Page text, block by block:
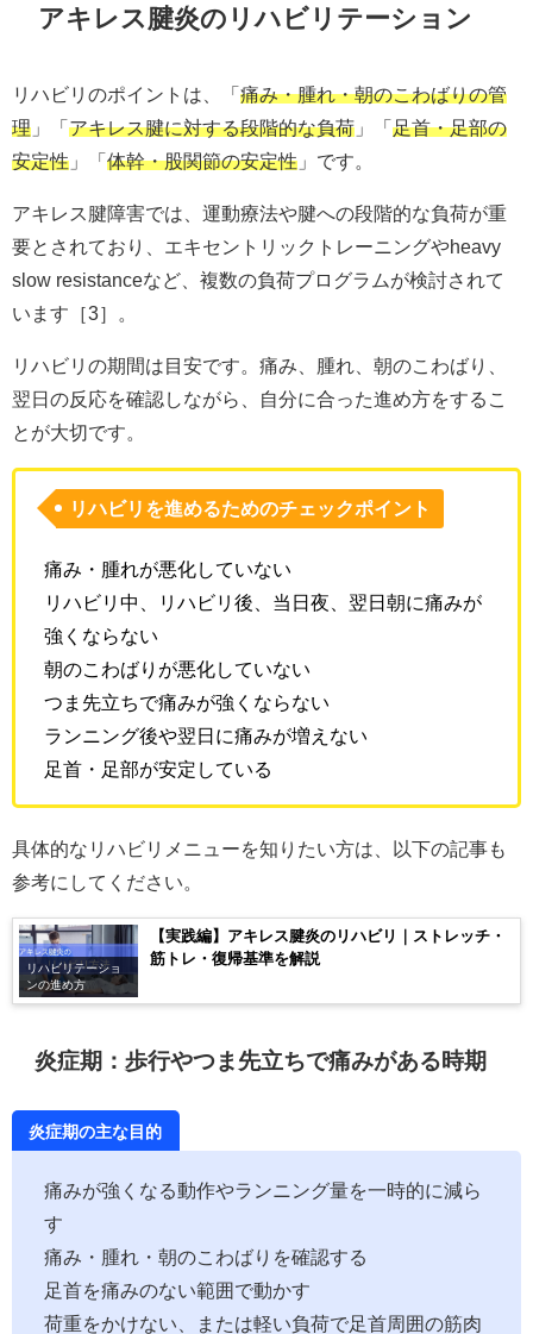
アキレス腱炎のリハビリテーション
リハビリのポイントは、「 痛み・腫れ・朝のこわばりの管
理 」「 アキレス腱に対する段階的な負荷 」「 足首・足部の
安定性 」「 体幹・股関節の安定性 」です。
アキレス腱障害では、運動療法や腱への段階的な負荷が重
要とされており、エキセントリックトレーニングやheavy
slow resistanceなど、複数の負荷プログラムが検討されて
います［3］。
リハビリの期間は目安です。痛み、腫れ、朝のこわばり、
翌日の反応を確認しながら、自分に合った進め方をするこ
とが大切です。
リハビリを進めるためのチェックポイント
痛み・腫れが悪化していない
リハビリ中、リハビリ後、当日夜、翌日朝に痛みが
強くならない
朝のこわばりが悪化していない
つま先立ちで痛みが強くならない
ランニング後や翌日に痛みが増えない
足首・足部が安定している
具体的なリハビリメニューを知りたい方は、以下の記事も
参考にしてください。
リハビリテーショ
ンの進め方
【実践編】アキレス腱炎のリハビリ｜ストレッチ・
筋トレ・復帰基準を解説
炎症期：歩行やつま先立ちで痛みがある時期
炎症期の主な目的
痛みが強くなる動作やランニング量を一時的に減ら
す
痛み・腫れ・朝のこわばりを確認する
足首を痛みのない範囲で動かす
荷重をかけない、または軽い負荷で足首周囲の筋肉